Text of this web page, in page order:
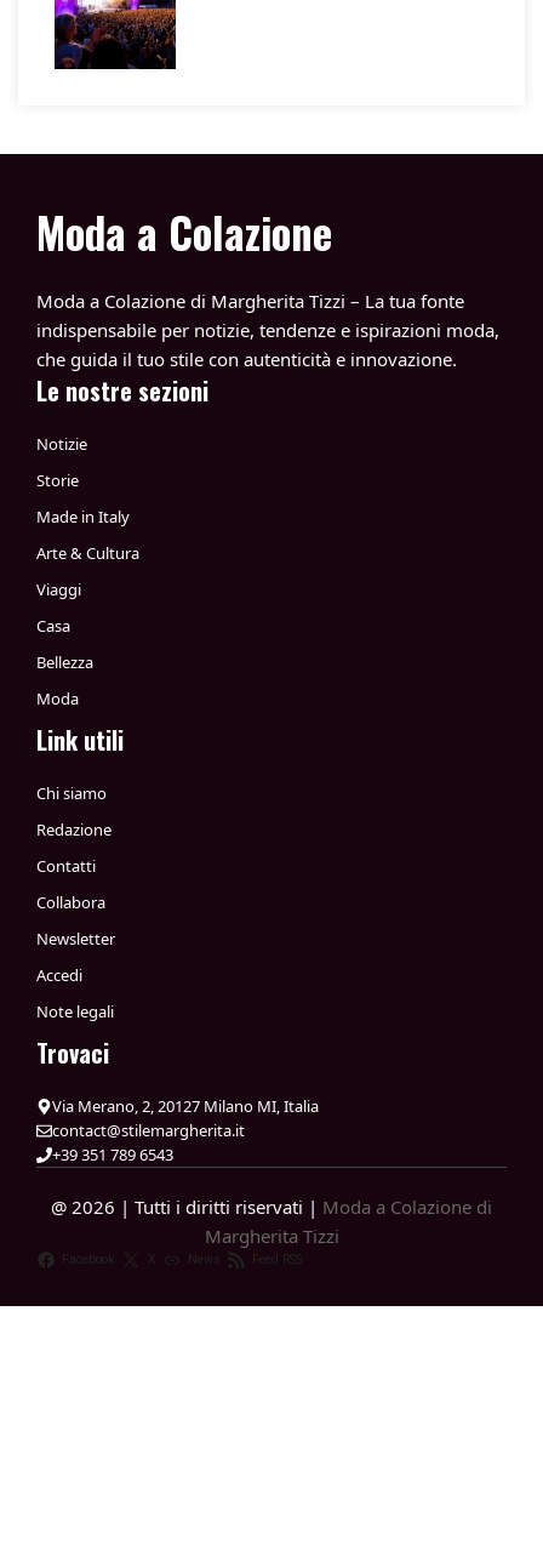
Moda a Colazione
Moda a Colazione di Margherita Tizzi – La tua fonte
indispensabile per notizie, tendenze e ispirazioni moda,
che guida il tuo stile con autenticità e innovazione.
Le nostre sezioni
Notizie
Storie
Made in Italy
Arte & Cultura
Viaggi
Casa
Bellezza
Moda
Link utili
Chi siamo
Redazione
Contatti
Collabora
Newsletter
Accedi
Note legali
Trovaci
Via Merano, 2, 20127 Milano MI, Italia
contact@stilemargherita.it
+39 351 789 6543
@ 2026 | Tutti i diritti riservati | Moda a Colazione di
Margherita Tizzi
Facebook X News Feed RSS